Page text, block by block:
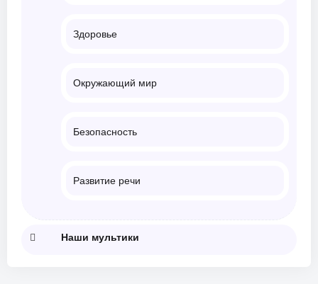
Здоровье
Окружающий мир
Безопасность
Развитие речи
Наши мультики